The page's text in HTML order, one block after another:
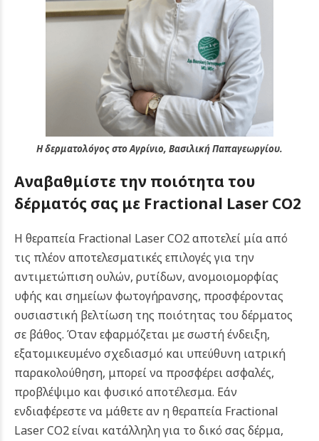
Η δερματολόγος στο Αγρίνιο, Βασιλική Παπαγεωργίου.
Αναβαθμίστε την ποιότητα του
δέρματός σας με Fractional Laser CO2
Η θεραπεία Fractional Laser CO2 αποτελεί μία από
τις πλέον αποτελεσματικές επιλογές για την
αντιμετώπιση ουλών, ρυτίδων, ανομοιομορφίας
υφής και σημείων φωτογήρανσης, προσφέροντας
ουσιαστική βελτίωση της ποιότητας του δέρματος
σε βάθος. Όταν εφαρμόζεται με σωστή ένδειξη,
εξατομικευμένο σχεδιασμό και υπεύθυνη ιατρική
παρακολούθηση, μπορεί να προσφέρει ασφαλές,
προβλέψιμο και φυσικό αποτέλεσμα. Εάν
ενδιαφέρεστε να μάθετε αν η θεραπεία Fractional
Laser CO2 είναι κατάλληλη για το δικό σας δέρμα,